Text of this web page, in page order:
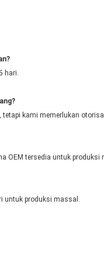
hari.
kami memerlukan
OEM tersedia untuk produksi
untuk produksi massal.